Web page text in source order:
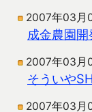
2007年03月
成金農園開
2007年03月
そういや
2007年03月